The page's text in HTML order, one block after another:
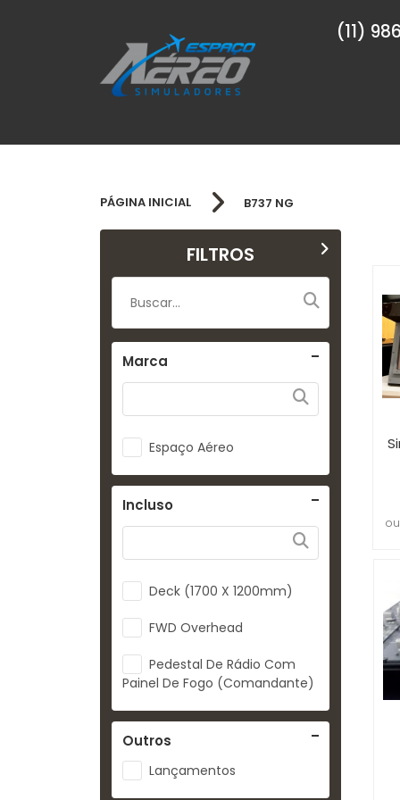
(11)
PÁGINA INICIAL B737 NG
FILTROS
Marca
Espaço Aéreo
Incluso
Deck (1700 X 1200mm)
FWD Overhead
Pedestal De Rádio Com
Painel De Fogo (Comandante)
Outros
Lançamentos